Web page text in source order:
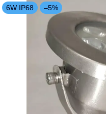
6W IP68 –5%